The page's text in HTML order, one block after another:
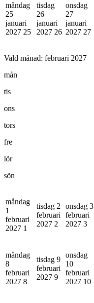
måndag
25
januari
2027 25
tisdag
26
januari
2027 26
onsdag
27
januari
2027 27
Vald månad: februari 2027
mån
tis
ons
tors
fre
lör
sön
måndag
1
februari
2027 1
tisdag 2
februari
2027 2
onsdag 3
februari
2027 3
måndag
8
februari
2027 8
tisdag 9
februari
2027 9
onsdag
10
februari
2027 10